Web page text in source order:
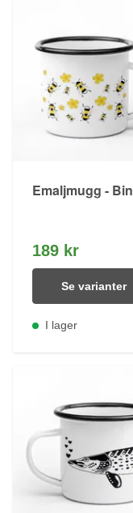
Emaljmugg - Bin
189 kr
Se varianter
I lager